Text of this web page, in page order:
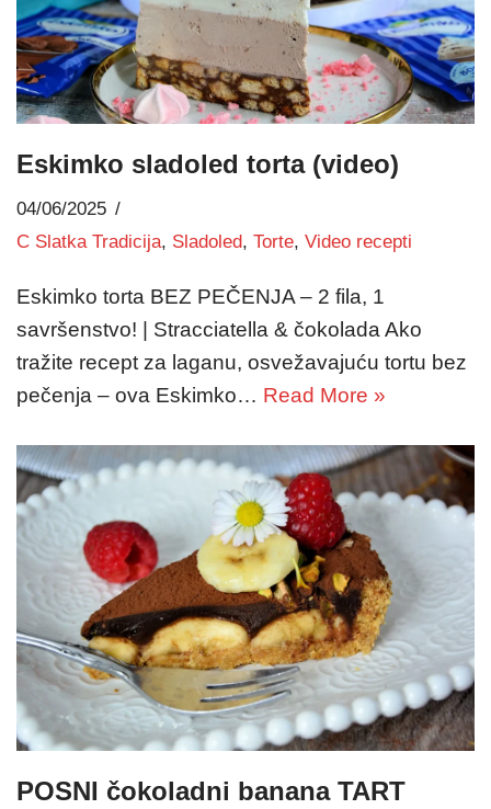
Eskimko sladoled torta (video)
04/06/2025
C Slatka Tradicija, Sladoled, Torte, Video recepti
Eskimko torta BEZ PEČENJA – 2 fila, 1
savršenstvo! | Stracciatella & čokolada Ako
tražite recept za laganu, osvežavajuću tortu bez
pečenja – ova Eskimko… Read More »
POSNI čokoladni banana TART